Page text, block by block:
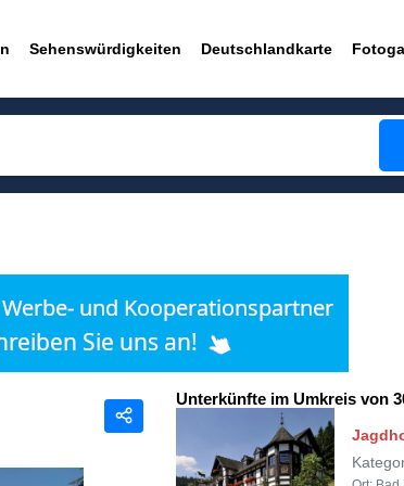
Sehenswürdigkeiten Deutschlandkarte
Teilen
Unterkünfte im Umkreis von